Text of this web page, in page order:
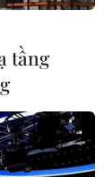
tầng